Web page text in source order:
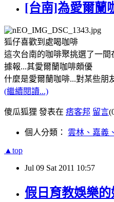
[台南]為愛爾蘭
狐仔喜歡到處喝咖啡
這次台南的咖啡聚挑選了一
據報...其愛爾蘭咖啡頗優
什麼是愛爾蘭咖啡...對某些朋
(繼續閱讀...)
傻瓜狐狸 發表在 痞客邦 留言
個人分類： 雲林、嘉義
▲top
Jul 09 Sat 2011 10:57
假日育教娛樂